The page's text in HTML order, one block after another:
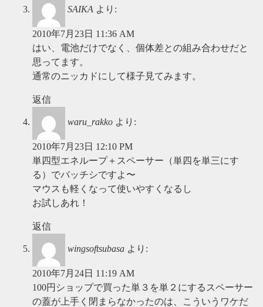
SAIKA より:
2010年7月23日 11:36 AM
はい、電池だけでなく、個体差との組み合わせだと
思ってます。
通常のニッカドにして様子見てみます。
返信
waru_rakko より:
2010年7月23日 12:10 PM
単四型エネループ＋スペーサー（単四を単三にす
る）でバッチシですよ〜
マウスも軽くなって使いやすくなるし
お試しあれ！
返信
wingsoftsubasa より:
2010年7月24日 11:19 AM
100円ショップで買った単３を単２にするスペーサー
の蓋が上手く閉まらなかったのは、こういうワケだ